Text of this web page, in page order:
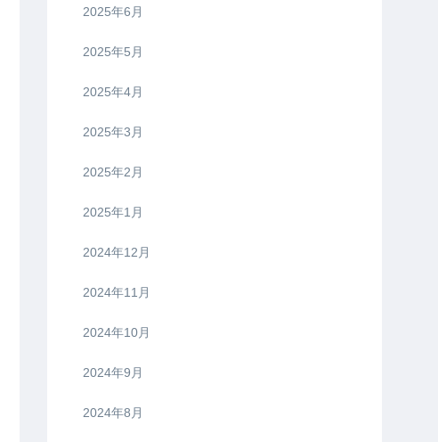
2025年6月
2025年5月
2025年4月
2025年3月
2025年2月
2025年1月
2024年12月
2024年11月
2024年10月
2024年9月
2024年8月